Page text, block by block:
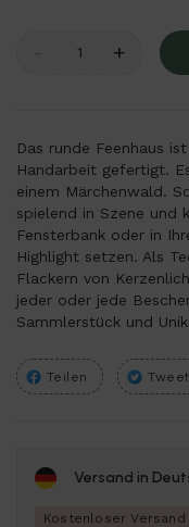
+
Das runde Feenhaus
Handarbeit gefertigt.
einem Märchenwald.
spielend in Szene und
Fensterbank oder in
Highlight setzen. Als
Flackern von
jeder oder jede
Sammlerstück und
Teilen Tweet
Versand in
Kostenloser